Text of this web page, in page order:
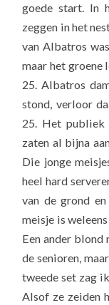
goede start. In
zeggen in het
van Albatros
maar het groene
25. Albatros
stond, verloor
25. Het publiek
zaten al bijna
Die jonge
heel hard
van de grond en
meisje is
Een ander blond
de senioren,
tweede set zag
Alsof ze zeiden